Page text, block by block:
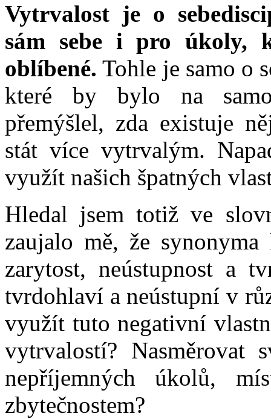
Vytrvalost je o
sám sebe i pro úkoly,
oblíbené. Tohle je samo o
které by bylo na
přemýšlel, zda existuje
stát více vytrvalým.
využít našich špatných
Hledal jsem totiž ve
zaujalo mě, že
zarytost, neústupnost a
tvrdohlaví a neústupní v
využít tuto negativní
vytrvalostí? Nasměrovat
nepříjemných úkolů,
zbytečnostem?